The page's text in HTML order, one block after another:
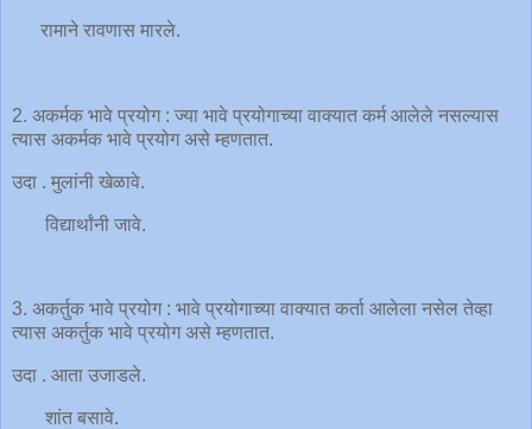
रामाने रावणास मारले.
2. अकर्मक भावे प्रयोग : ज्या भावे प्रयोगाच्या वाक्यात कर्म आलेले नसल्यास
त्यास अकर्मक भावे प्रयोग असे म्हणतात.
उदा . मुलांनी खेळावे.
विद्यार्थांनी जावे.
3. अकर्तुक भावे प्रयोग : भावे प्रयोगाच्या वाक्यात कर्ता आलेला नसेल तेव्हा
त्यास अकर्तुक भावे प्रयोग असे म्हणतात.
उदा . आता उजाडले.
शांत बसावे.